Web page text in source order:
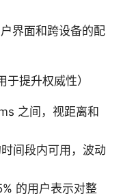
界面和跨设备的配
提升权威性）
之间，视距离和
间段内可用，波动
的用户表示对整